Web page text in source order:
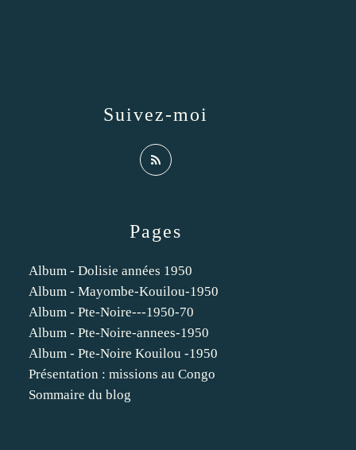
Pages
Album - Dolisie années 1950
Album - Mayombe-Kouilou-1950
Album - Pte-Noire---1950-70
Album - Pte-Noire-annees-1950
Album - Pte-Noire Kouilou -1950
Présentation : missions au Congo
Sommaire du blog
Suivez-moi